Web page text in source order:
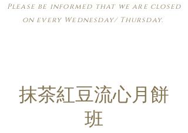
Please be informed that we are closed
on every Wednesday/ Thursday.
抹茶紅豆流心月餅
班